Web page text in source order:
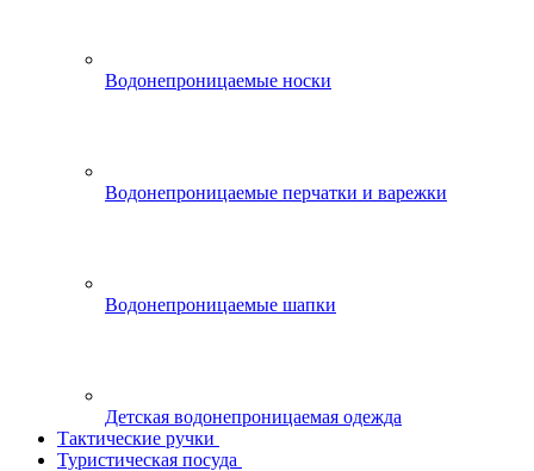
Водонепроницаемые носки
Водонепроницаемые перчатки и варежки
Водонепроницаемые шапки
Детская водонепроницаемая одежда
Тактические ручки
Туристическая посуда